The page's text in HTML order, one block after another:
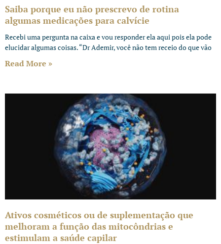
Saiba porque eu não prescrevo de rotina
algumas medicações para calvície
Recebi uma pergunta na caixa e vou responder ela aqui pois ela pode
elucidar algumas coisas. “Dr Ademir, você não tem receio do que vão
Read More »
Ativos cosméticos ou de suplementação que
melhoram a função das mitocôndrias e
estimulam a saúde capilar